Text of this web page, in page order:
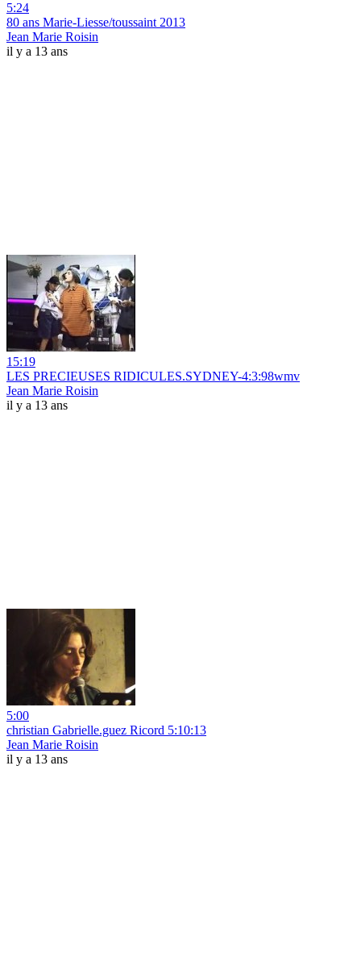
5:24
80 ans Marie-Liesse/toussaint 2013
Jean Marie Roisin
il y a 13 ans
15:19
LES PRECIEUSES RIDICULES.SYDNEY-4:3:98wmv
Jean Marie Roisin
il y a 13 ans
5:00
christian Gabrielle.guez Ricord 5:10:13
Jean Marie Roisin
il y a 13 ans